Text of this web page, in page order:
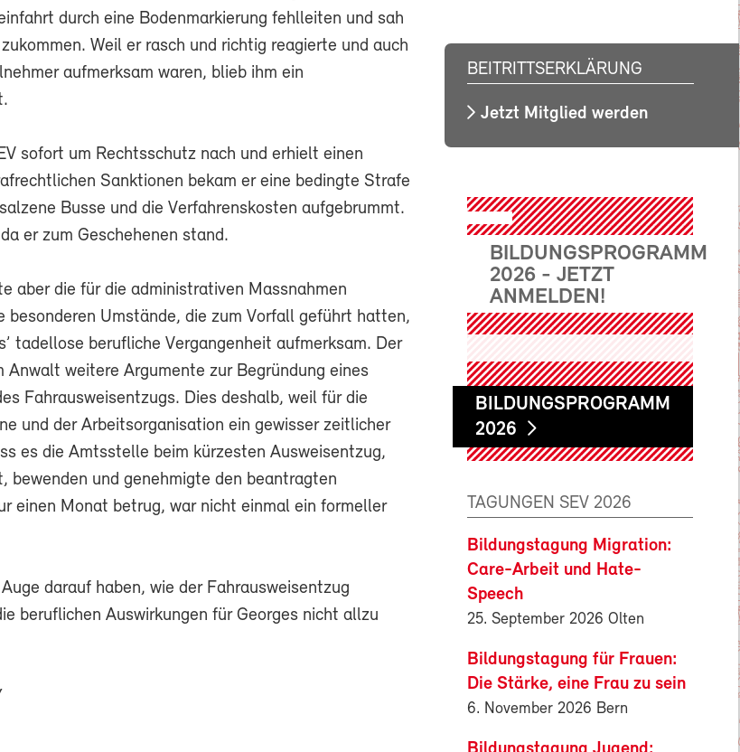
durch eine Bodenmarkierung fehlleiten und sah
Weil er rasch und richtig reagierte und auch
aufmerksam waren, blieb ihm ein
sofort um Rechtsschutz nach und erhielt einen
Sanktionen bekam er eine bedingte Strafe
Busse und die Verfahrenskosten aufgebrummt.
er zum Geschehenen stand.
aber die für die administrativen Massnahmen
besonderen Umstände, die zum Vorfall geführt hatten,
tadellose berufliche Vergangenheit aufmerksam. Der
Anwalt weitere Argumente zur Begründung eines
Fahrausweisentzugs. Dies deshalb, weil für die
und der Arbeitsorganisation ein gewisser zeitlicher
es die Amtsstelle beim kürzesten Ausweisentzug,
bewenden und genehmigte den beantragten
einen Monat betrug, war nicht einmal ein formeller
darauf haben, wie der Fahrausweisentzug
beruflichen Auswirkungen für Georges nicht allzu
BEITRITTSERKLÄRUNG
Jetzt Mitglied werden
BILDUNGSPROGRAMM
2026 - JETZT
ANMELDEN!
BILDUNGSPROGRAMM
2026
TAGUNGEN SEV 2026
Bildungstagung Migration:
Care-Arbeit und Hate-
Speech
25. September 2026 Olten
Bildungstagung für Frauen:
Die Stärke, eine Frau zu sein
6. November 2026 Bern